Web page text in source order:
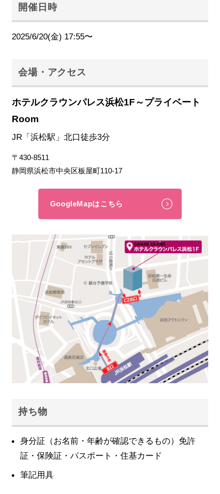
開催日時
2025/6/20(金) 17:55〜
会場・アクセス
ホテルクラウンパレス浜松1F～プライベート
Room
JR「浜松駅」北口徒歩3分
〒430-8511
静岡県浜松市中央区板屋町110-17
GoogleMapはこちら
持ち物
身分証（お名前・年齢が確認できるもの）免許
証・保険証・パスポート・住基カード
筆記用具